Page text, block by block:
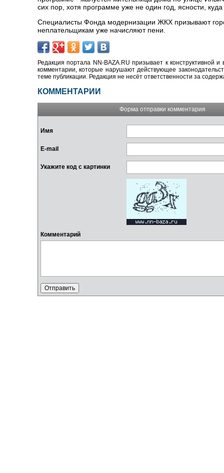
сих пор, хотя программе уже не один год, ясности,
Специалисты Фонда модернизации ЖКХ призывают
неплательщикам уже начисляют пени.
Редакция портала NN-BAZA.RU призывает к конструктивной
комментарии, которые нарушают действующее
теме публикации. Редакция не несёт ответственности за
КОММЕНТАРИИ
Форма отправки комментария
Имя
E-mail
Укажите код с картинки
Комментарий